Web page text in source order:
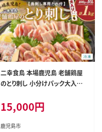
二幸食鳥 本場鹿児島 老舗鶏屋
のとり刺し 小分けパック大入り
付 K243-001_01
15,000円
鹿児島市